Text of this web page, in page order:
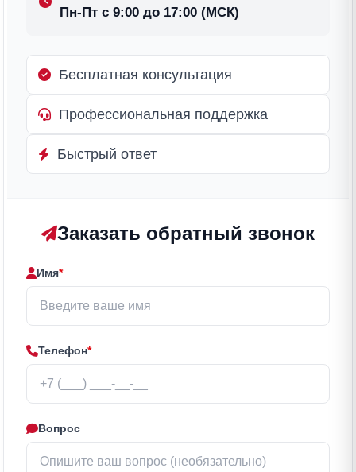
Пн-Пт с 9:00 до 17:00 (МСК)
Бесплатная консультация
Профессиональная поддержка
Быстрый ответ
Заказать обратный звонок
Имя*
Телефон*
Вопрос